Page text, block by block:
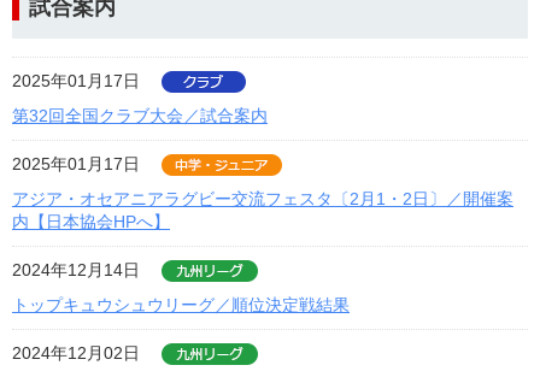
試合案内
2025年01月17日
第32回全国クラブ大会／試合案内
2025年01月17日
アジア・オセアニアラグビー交流フェスタ〔2月1・2日〕／開催案
内【日本協会HPへ】
2024年12月14日
トップキュウシュウリーグ／順位決定戦結果
2024年12月02日